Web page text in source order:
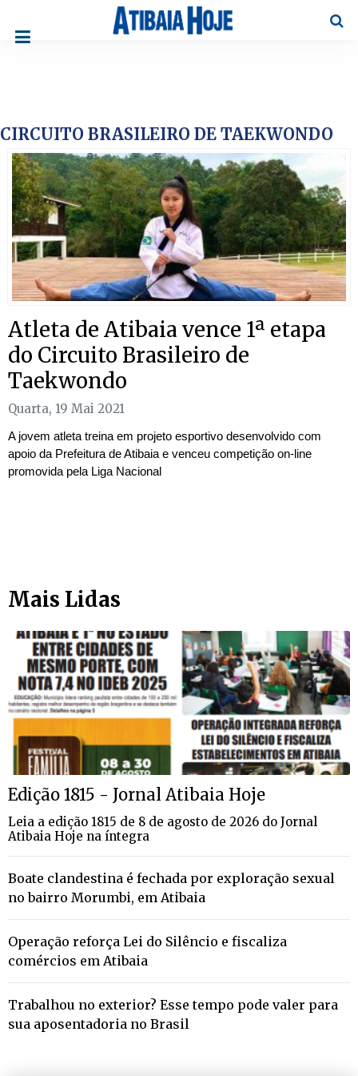
CIRCUITO BRASILEIRO DE TAEKWONDO
Atleta de Atibaia vence 1ª etapa
do Circuito Brasileiro de
Taekwondo
Quarta, 19 Mai 2021
A jovem atleta treina em projeto esportivo desenvolvido com
apoio da Prefeitura de Atibaia e venceu competição on-line
promovida pela Liga Nacional
Mais Lidas
Edição 1815 - Jornal Atibaia Hoje
Leia a edição 1815 de 8 de agosto de 2026 do Jornal
Atibaia Hoje na íntegra
Boate clandestina é fechada por exploração sexual
no bairro Morumbi, em Atibaia
Operação reforça Lei do Silêncio e fiscaliza
comércios em Atibaia
Trabalhou no exterior? Esse tempo pode valer para
sua aposentadoria no Brasil